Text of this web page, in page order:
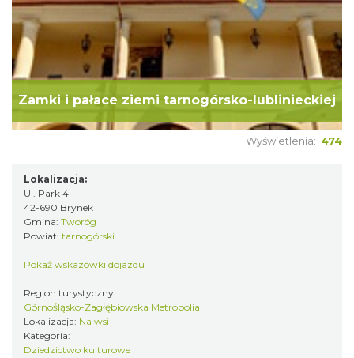
Zamki i pałace ziemi tarnogórsko-lublinieckiej
Wyświetlenia: 474
Lokalizacja:
Ul. Park 4
42-690 Brynek
Gmina: Tworóg
Powiat: tarnogórski
Pokaż wskazówki dojazdu
Region turystyczny:
Górnośląsko-Zagłębiowska Metropolia
Lokalizacja: Na wsi
Kategoria:
Dziedzictwo kulturowe